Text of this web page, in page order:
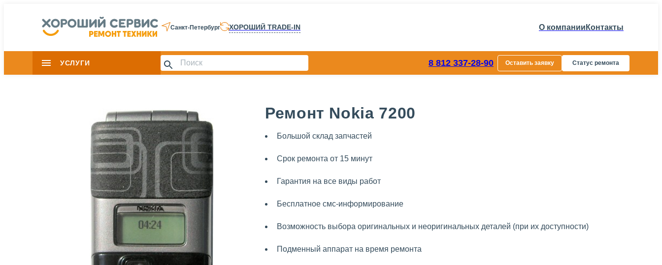
Санкт-Петербург ХОРОШИЙ TRADE-IN О компании Контакты
УСЛУГИ 8 812 337-28-90 Оставить заявку Статус ремонта
Ремонт Nokia 7200
Большой склад запчастей
Срок ремонта от 15 минут
Гарантия на все виды работ
Бесплатное смс-информирование
Возможность выбора оригинальных и неоригинальных деталей (при их доступности)
Подменный аппарат на время ремонта